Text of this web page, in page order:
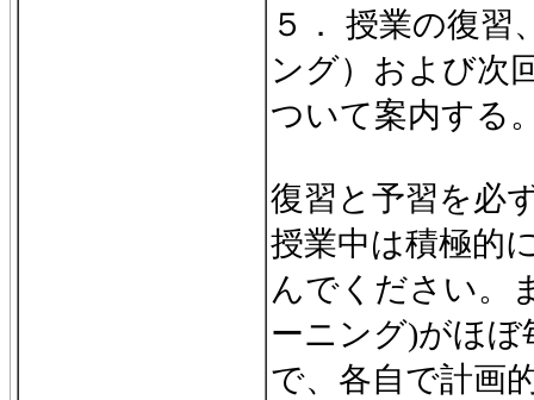
５． 授業の復習
ング）および次
ついて案内する
復習と予習を必
授業中は積極的
んでください。
ーニング)がほ
で、各自で計画